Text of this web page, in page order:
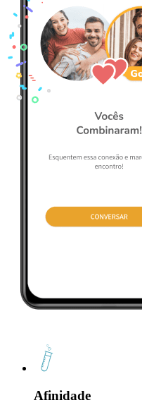
Afinidade